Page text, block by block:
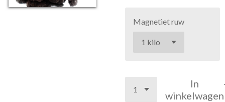
Magnetiet ruw
In
winkelwagen